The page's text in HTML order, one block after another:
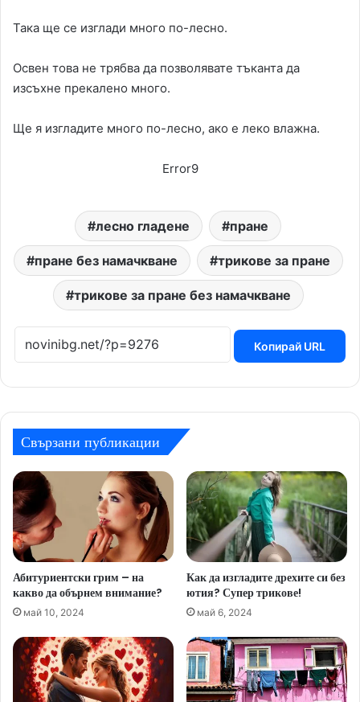
Така ще се изглади много по-лесно.
Освен това не трябва да позволявате тъканта да
изсъхне прекалено много.
Ще я изгладите много по-лесно, ако е леко влажна.
Error9
лесно гладене пране
пране без намачкване трикове за пране
трикове за пране без намачкване
Копирай URL
Свързани публикации
Абитуриентски грим – на
какво да обърнем внимание?
май 10, 2024
Как да изгладите дрехите си без
ютия? Супер трикове!
май 6, 2024